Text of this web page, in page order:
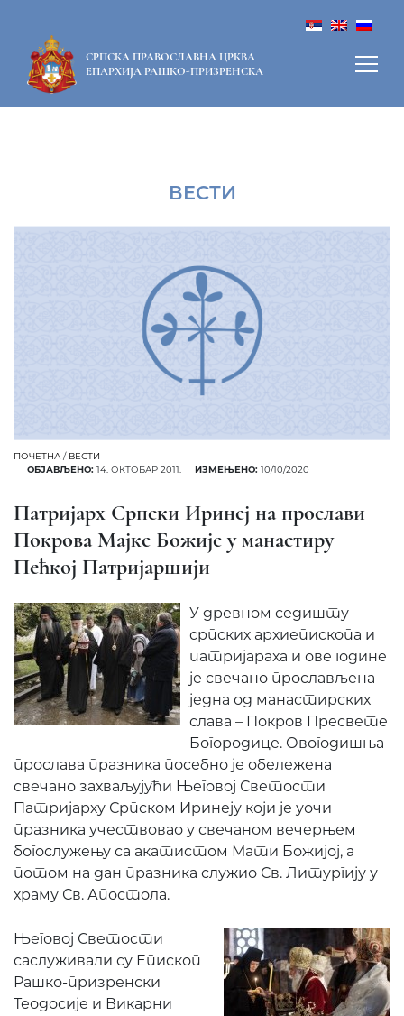
СРПСКА ПРАВОСЛАВНА ЦРКВА
ЕПАРХИЈА РАШКО-ПРИЗРЕНСКА
ВЕСТИ
ПОЧЕТНА / ВЕСТИ
ОБЈАВЉЕНО: 14. ОКТОБАР 2011. ИЗМЕЊЕНО: 10/10/2020
Патријарх Српски Иринеј на прослави
Покрова Мајке Божије у манастиру
Пећкој Патријаршији
У древном седишту
српских архиепископа и
патријараха и ове године
је свечано прослављена
једна од манастирских
слава – Покров Пресвете
Богородице. Овогодишња
прослава празника посебно је обележена
свечано захваљујући Његовој Светости
Патријарху Српском Иринеју који је уочи
празника учествовао у свечаном вечерњем
богослужењу са акатистом Мати Божијој, а
потом на дан празника служио Св. Литургију у
храму Св. Апостола.
Његовој Светости
саслуживали су Епископ
Рашко-призренски
Теодосије и Викарни